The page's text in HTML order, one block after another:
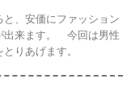
、安価にファッション
出来ます。 今回は男性
りあげます。